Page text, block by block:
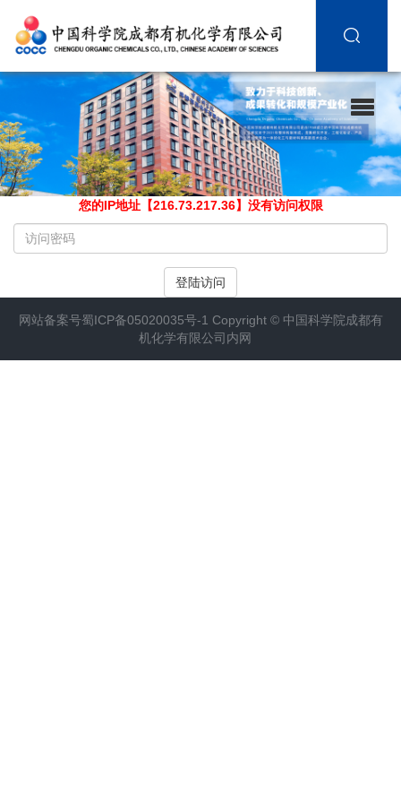
您的IP地址【216.73.217.36】没有访问权限
输
入
访
密
码
登陆访问
网站备案号蜀ICP备05020035号-1 Copyright © 中国科学院成都有
机化学有限公司内网